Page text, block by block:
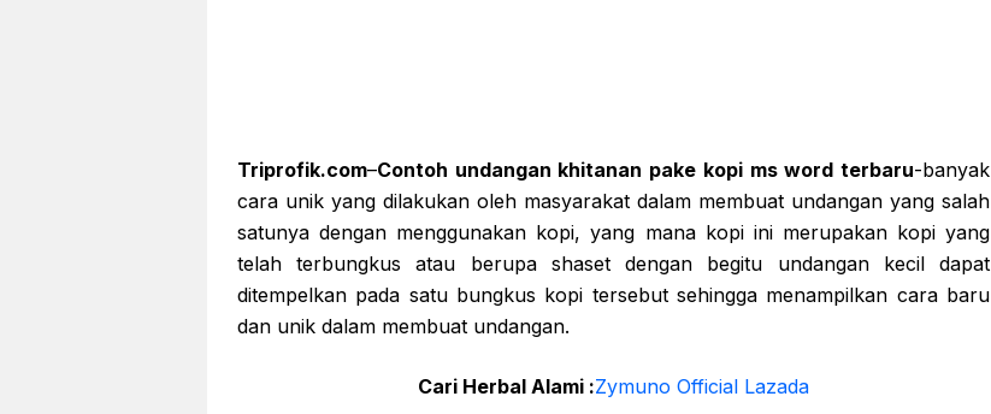
Triprofik.com–Contoh undangan khitanan pake kopi ms word terbaru-banyak
cara unik yang dilakukan oleh masyarakat dalam membuat undangan yang salah
satunya dengan menggunakan kopi, yang mana kopi ini merupakan kopi yang
telah terbungkus atau berupa shaset dengan begitu undangan kecil dapat
ditempelkan pada satu bungkus kopi tersebut sehingga menampilkan cara baru
dan unik dalam membuat undangan.
Cari Herbal Alami :Zymuno Official Lazada